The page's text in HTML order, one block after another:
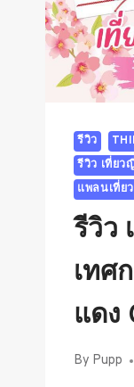
รีวิว
รีวิว เที่ยว
แพลนเที่ย
รีวิว
เทศ
แดง
By Pupp